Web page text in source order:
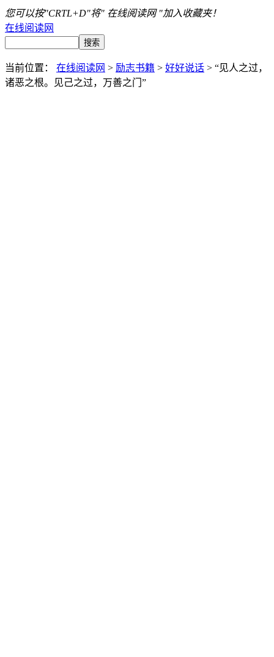
您可以按"CRTL+D"将" 在线阅读网 "加入收藏夹！
在线阅读网
当前位置： 在线阅读网 > 励志书籍 > 好好说话 > “见人之过，
诸恶之根。见己之过，万善之门”